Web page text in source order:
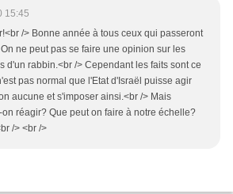
15:45
/> Bonne année à tous ceux qui passeront
ne peut pas se faire une opinion sur les
d'un rabbin.<br /> Cependant les faits sont ce
pas normal que l'Etat d'Israël puisse agir
aucune et s'imposer ainsi.<br /> Mais
réagir? Que peut on faire à notre échelle?
/> <br />